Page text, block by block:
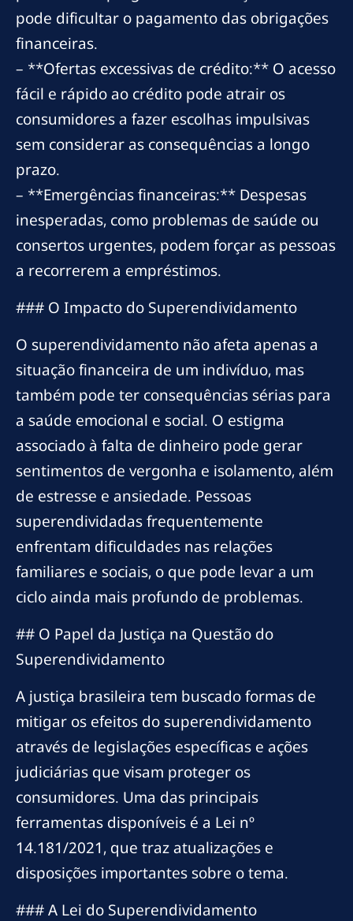
pode dificultar o pagamento das obrigações
financeiras.
– **Ofertas excessivas de crédito:** O acesso
fácil e rápido ao crédito pode atrair os
consumidores a fazer escolhas impulsivas
sem considerar as consequências a longo
prazo.
– **Emergências financeiras:** Despesas
inesperadas, como problemas de saúde ou
consertos urgentes, podem forçar as pessoas
a recorrerem a empréstimos.
### O Impacto do Superendividamento
O superendividamento não afeta apenas a
situação financeira de um indivíduo, mas
também pode ter consequências sérias para
a saúde emocional e social. O estigma
associado à falta de dinheiro pode gerar
sentimentos de vergonha e isolamento, além
de estresse e ansiedade. Pessoas
superendividadas frequentemente
enfrentam dificuldades nas relações
familiares e sociais, o que pode levar a um
ciclo ainda mais profundo de problemas.
## O Papel da Justiça na Questão do
Superendividamento
A justiça brasileira tem buscado formas de
mitigar os efeitos do superendividamento
através de legislações específicas e ações
judiciárias que visam proteger os
consumidores. Uma das principais
ferramentas disponíveis é a Lei nº
14.181/2021, que traz atualizações e
disposições importantes sobre o tema.
### A Lei do Superendividamento